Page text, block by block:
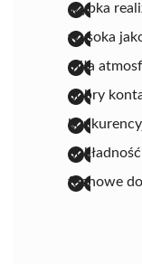
szybka
wysoka
miła
dobry
fachowe